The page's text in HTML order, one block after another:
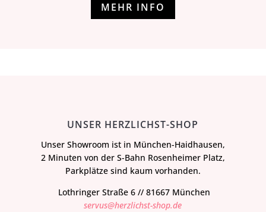
MEHR INFO
UNSER HERZLICHST-SHOP
Unser Showroom ist in München-Haidhausen,
2 Minuten von der S-Bahn Rosenheimer Platz,
Parkplätze sind kaum vorhanden.
Lothringer Straße 6 // 81667 München
servus@herzlichst-shop.de